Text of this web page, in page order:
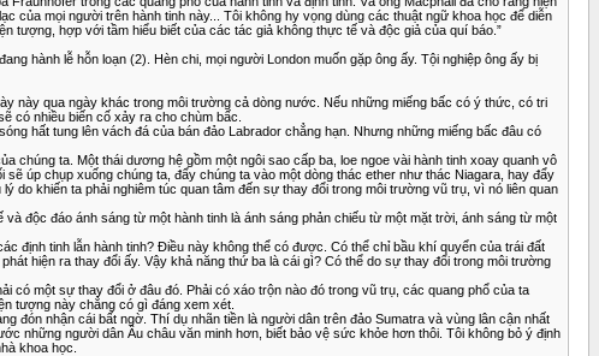
của mọi người trên hành tinh này... Tôi không hy vọng dùng các thuật ngữ khoa học để diễn
tượng, hợp với tầm hiểu biết của các tác giả không thực tế và độc giả của quí báo.”
hành lễ hỗn loạn (2). Hèn chi, mọi người London muốn gặp ông ấy. Tội nghiệp ông ấy bị
này qua ngày khác trong môi trường cả dòng nước. Nếu những miếng bấc có ý thức, có tri
có nhiều biến cố xảy ra cho chùm bấc.
hất tung lên vách đá của bán đảo Labrador chẳng hạn. Nhưng những miếng bấc đâu có
ta. Một thái dương hệ gồm một ngôi sao cấp ba, loe ngoe vài hành tinh xoay quanh vô
úp chụp xuống chúng ta, đẩy chúng ta vào một dòng thác ether như thác Niagara, hay đẩy
do khiến ta phải nghiêm túc quan tâm đến sự thay đổi trong môi trường vũ trụ, vì nó liên quan
độc đáo ánh sáng từ một hành tinh là ánh sáng phản chiếu từ một mặt trời, ánh sáng từ một
định tinh lẫn hành tinh? Điều này không thể có được. Có thể chỉ bầu khí quyển của trái đất
hiện ra thay đổi ấy. Vậy khả năng thứ ba là cái gì? Có thể do sự thay đổi trong môi trường
một sự thay đổi ở đâu đó. Phải có xáo trộn nào đó trong vũ trụ, các quang phổ của ta
tượng này chẳng có gì đáng xem xét.
đón nhận cái bất ngờ. Thí dụ nhãn tiền là người dân trên đảo Sumatra và vùng lân cận nhất
những người dân Âu châu văn minh hơn, biết bảo vệ sức khỏe hơn thôi. Tôi không bỏ ý định
khoa học.